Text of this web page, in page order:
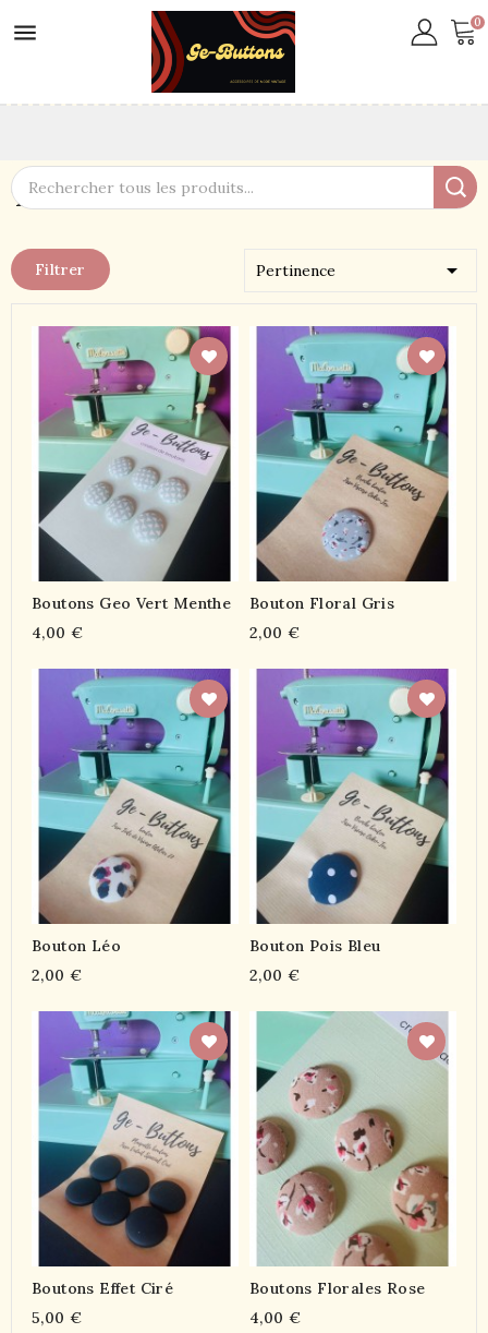
 0
Tissu
Filtrer Pertinence 
Boutons Geo Vert Menthe
4,00 €
Bouton Floral Gris
2,00 €
Bouton Léo
2,00 €
Bouton Pois Bleu
2,00 €
Boutons Effet Ciré
5,00 €
Boutons Florales Rose
4,00 €